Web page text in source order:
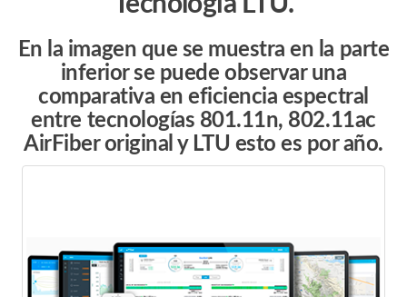
En la imagen que se muestra en la parte
inferior se puede observar una
comparativa en eficiencia espectral
entre tecnologías 801.11n, 802.11ac
AirFiber original y LTU esto es por año.